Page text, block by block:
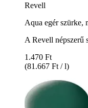
Revell
Aqua egér szürke,
A Revell népszerű
1.470 Ft
(81.667 Ft / l)